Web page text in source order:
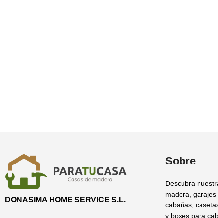
DONASIMA HOME SERVICE S.L.
Sobre
Descubra
madera,
cabañas,
y boxes para